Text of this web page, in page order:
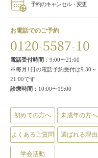
予約のキャンセル・変更
お電話でのご予約
0120-5587-10
電話受付時間 ：9:00〜21:00
※毎月1日の電話予約受付は9:30～
21:00です
診療時間 ：10:00〜19:00
初めての方へ 未成年の方へ
よくあるご質問 選ばれる理由
学会活動